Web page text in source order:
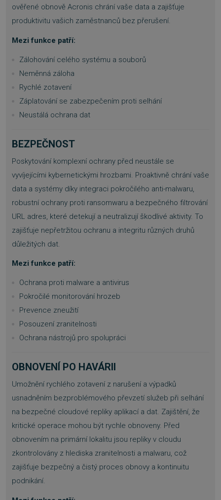
ověřené obnově Acronis chrání vaše data a zajišťuje
produktivitu vašich zaměstnanců bez přerušení.
Mezi funkce patří:
Zálohování celého systému a souborů
Neměnná záloha
Rychlé zotavení
Záplatování se zabezpečením proti selhání
Neustálá ochrana dat
BEZPEČNOST
Poskytování komplexní ochrany před neustále se
vyvíjejícími kybernetickými hrozbami. Proaktivně chrání vaše
data a systémy díky integraci pokročilého anti-malwaru,
robustní ochrany proti ransomwaru a bezpečného filtrování
URL adres, které detekují a neutralizují škodlivé aktivity. To
zajišťuje nepřetržitou ochranu a integritu různých druhů
důležitých dat.
Mezi funkce patří:
Ochrana proti malware a antivirus
Pokročilé monitorování hrozeb
Prevence zneužití
Posouzení zranitelnosti
Ochrana nástrojů pro spolupráci
OBNOVENÍ PO HAVÁRII
Umožnění rychlého zotavení z narušení a výpadků
usnadněním bezproblémového převzetí služeb při selhání
na bezpečné cloudové repliky aplikací a dat. Zajištění, že
kritické operace mohou být rychle obnoveny. Před
obnovením na primární lokalitu jsou repliky v cloudu
zkontrolovány z hlediska zranitelnosti a malwaru, což
zajišťuje bezpečný a čistý proces obnovy a kontinuitu
podnikání.